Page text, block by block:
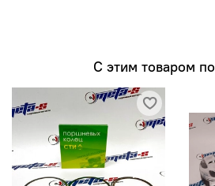
С этим товаром